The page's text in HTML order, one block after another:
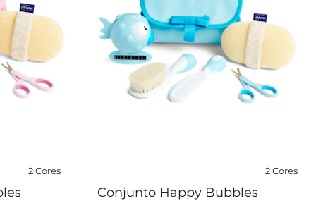
2 Cores 2 Cores
Conjunto Happy Bubbles